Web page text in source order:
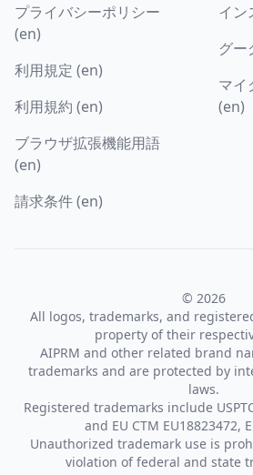
プライバシーポリシー
(en)
利用規定 (en)
利用規約 (en)
ブラウザ拡張機能用語
(en)
請求条件 (en)
イン
グー
マイ
(en)
© 2026
All logos, trademarks, and
property of their
AIPRM and other related brand
trademarks and are protected by
laws.
Registered trademarks include
and EU CTM EU18823472,
Unauthorized trademark use is
violation of federal and state